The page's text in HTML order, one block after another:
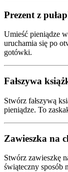
Prezent z
Umieść pieniądze
uruchamia się po
gotówki.
Fałszywa
Stwórz fałszywą
pieniądze. To
Zawieszka na
Stwórz zawieszkę
świąteczny sposób